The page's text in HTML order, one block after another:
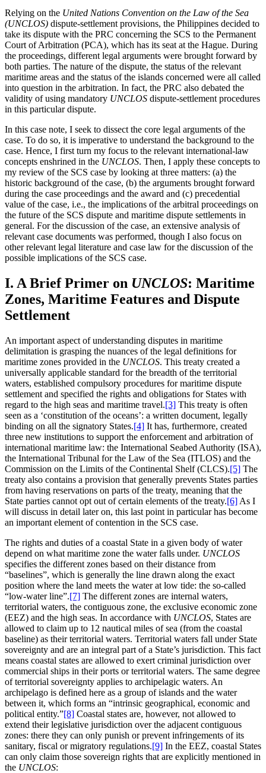
Relying on the United Nations Convention on the Law of the Sea
(UNCLOS) dispute-settlement provisions, the Philippines decided to
take its dispute with the PRC concerning the SCS to the Permanent
Court of Arbitration (PCA), which has its seat at the Hague. During
the proceedings, different legal arguments were brought forward by
both parties. The nature of the dispute, the status of the relevant
maritime areas and the status of the islands concerned were all called
into question in the arbitration. In fact, the PRC also debated the
validity of using mandatory UNCLOS dispute-settlement procedures
in this particular dispute.
In this case note, I seek to dissect the core legal arguments of the
case. To do so, it is imperative to understand the background to the
case. Hence, I first turn my focus to the relevant international-law
concepts enshrined in the UNCLOS. Then, I apply these concepts to
my review of the SCS case by looking at three matters: (a) the
historic background of the case, (b) the arguments brought forward
during the case proceedings and the award and (c) precedential
value of the case, i.e., the implications of the arbitral proceedings on
the future of the SCS dispute and maritime dispute settlements in
general. For the discussion of the case, an extensive analysis of
relevant case documents was performed, though I also focus on
other relevant legal literature and case law for the discussion of the
possible implications of the SCS case.
I. A Brief Primer on UNCLOS: Maritime
Zones, Maritime Features and Dispute
Settlement
An important aspect of understanding disputes in maritime
delimitation is grasping the nuances of the legal definitions for
maritime zones provided in the UNCLOS. This treaty created a
universally applicable standard for the breadth of the territorial
waters, established compulsory procedures for maritime dispute
settlement and specified the rights and obligations for States with
regard to the high seas and maritime travel.[3] This treaty is often
seen as a ‘constitution of the oceans’: a written document, legally
binding on all the signatory States.[4] It has, furthermore, created
three new institutions to support the enforcement and arbitration of
international maritime law: the International Seabed Authority (ISA),
the International Tribunal for the Law of the Sea (ITLOS) and the
Commission on the Limits of the Continental Shelf (CLCS).[5] The
treaty also contains a provision that generally prevents States parties
from having reservations on parts of the treaty, meaning that the
State parties cannot opt out of certain elements of the treaty.[6] As I
will discuss in detail later on, this last point in particular has become
an important element of contention in the SCS case.
The rights and duties of a coastal State in a given body of water
depend on what maritime zone the water falls under. UNCLOS
specifies the different zones based on their distance from
“baselines”, which is generally the line drawn along the exact
position where the land meets the water at low tide: the so-called
“low-water line”.[7] The different zones are internal waters,
territorial waters, the contiguous zone, the exclusive economic zone
(EEZ) and the high seas. In accordance with UNCLOS, States are
allowed to claim up to 12 nautical miles of sea (from the coastal
baseline) as their territorial waters. Territorial waters fall under State
sovereignty and are an integral part of a State’s jurisdiction. This fact
means coastal states are allowed to exert criminal jurisdiction over
commercial ships in their ports or territorial waters. The same degree
of territorial sovereignty applies to archipelagic waters. An
archipelago is defined here as a group of islands and the water
between it, which forms an “intrinsic geographical, economic and
political entity.”[8] Coastal states are, however, not allowed to
extend their legislative jurisdiction over the adjacent contiguous
zones: there they can only punish or prevent infringements of its
sanitary, fiscal or migratory regulations.[9] In the EEZ, coastal States
can only claim those sovereign rights that are explicitly mentioned in
the UNCLOS: